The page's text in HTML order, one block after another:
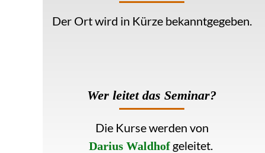
Der Ort wird in Kürze bekanntgegeben.
Wer leitet das Seminar?
Die Kurse werden von
Darius Waldhofgeleitet.